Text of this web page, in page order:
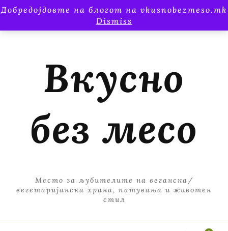
Добредојдовте на блогот на vkusnobezmeso.mk
Dismiss
Вкусно
без месо
Место за љубителите на веганска/
вегетаријанска храна, патувања и животен
стил